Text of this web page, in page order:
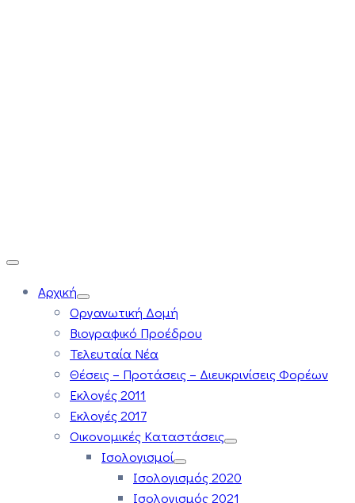
Αρχική
Οργανωτική Δομή
Βιογραφικό Προέδρου
Τελευταία Νέα
Θέσεις – Προτάσεις – Διευκρινίσεις Φορέων
Εκλογές 2011
Εκλογές 2017
Οικονομικές Καταστάσεις
Ισολογισμοί
Ισολογισμός 2020
Ισολογισμός 2021